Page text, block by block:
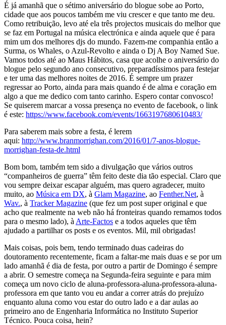
É já amanhã que o sétimo aniversário do blogue sobe ao Porto,
cidade que aos poucos também me viu crescer e que tanto me deu.
Como retribuição, levo até ela três projectos musicais do melhor que
se faz em Portugal na música electrónica e ainda aquele que é para
mim um dos melhores djs do mundo. Fazem-me companhia então a
Surma, os Whales, o Azul-Revolto e ainda o Dj A Boy Named Sue.
Vamos todos até ao Maus Hábitos, casa que acolhe o aniversário do
blogue pelo segundo ano consecutivo, preparadíssimos para festejar
e ter uma das melhores noites de 2016. É sempre um prazer
regressar ao Porto, ainda para mais quando é de alma e coração em
algo a que me dedico com tanto carinho. Espero contar convosco!
Se quiserem marcar a vossa presença no evento de facebook, o link
é este: https://www.facebook.com/events/1663197680610483/
Para saberem mais sobre a festa, é lerem
aqui: http://www.branmorrighan.com/2016/01/7-anos-blogue-
morrighan-festa-de.html
Bom bom, também tem sido a divulgação que vários outros
“companheiros de guerra” têm feito deste dia tão especial. Claro que
vou sempre deixar escapar alguém, mas quero agradecer, muito
muito, ao Música em DX, à Glam Magazine, ao Fenther.Net, à
Wav., à Tracker Magazine (que fez um post super original e que
acho que realmente na web não há fronteiras quando remamos todos
para o mesmo lado), à Arte-Factos e a todos aqueles que têm
ajudado a partilhar os posts e os eventos. Mil, mil obrigadas!
Mais coisas, pois bem, tendo terminado duas cadeiras do
doutoramento recentemente, ficam a faltar-me mais duas e se por um
lado amanhã é dia de festa, por outro a partir de Domingo é sempre
a abrir. O semestre começa na Segunda-feira seguinte e para mim
começa um novo ciclo de aluna-professora-aluna-professora-aluna-
professora em que tanto vou eu andar a correr atrás do prejuízo
enquanto aluna como vou estar do outro lado e a dar aulas ao
primeiro ano de Engenharia Informática no Instituto Superior
Técnico. Pouca coisa, hein?